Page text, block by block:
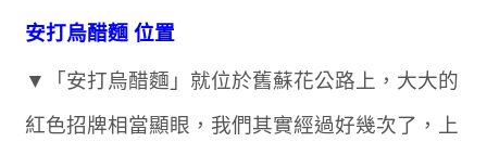
安打烏醋麵 位置
▼「安打烏醋麵」就位於舊蘇花公路上，大大的
紅色招牌相當顯眼，我們其實經過好幾次了，上